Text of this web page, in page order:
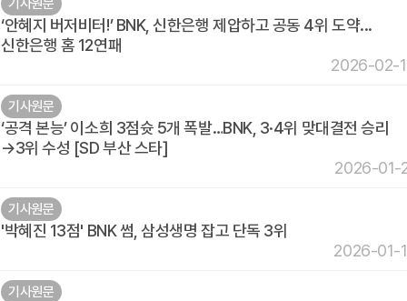
기사원문
‘안혜지 버저비터!’ BNK, 신한은행 제압하고 공동 4위 도약...
신한은행 홈 12연패
2026-02-
기사원문
‘공격 본능’ 이소희 3점슛 5개 폭발…BNK, 3·4위 맞대결전 승리
→3위 수성 [SD 부산 스타]
2026-01-
기사원문
'박혜진 13점' BNK 썸, 삼성생명 잡고 단독 3위
2026-01-
기사원문